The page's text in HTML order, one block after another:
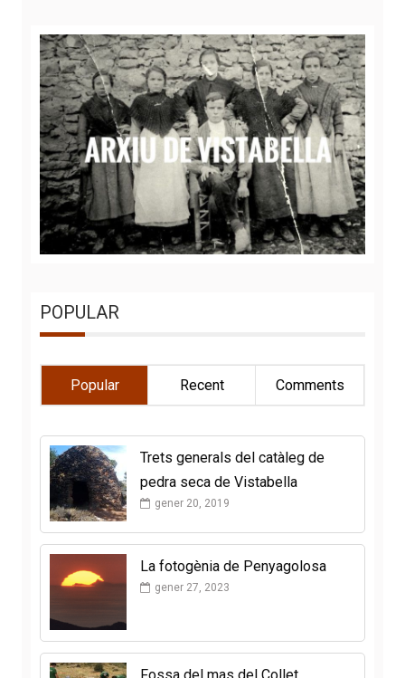
POPULAR
Popular Recent Comments
Trets generals del catàleg de
pedra seca de Vistabella
gener 20, 2019
La fotogènia de Penyagolosa
gener 27, 2023
Fossa del mas del Collet